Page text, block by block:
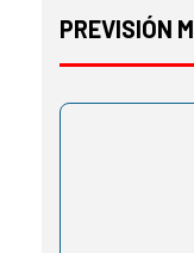
PREVISIÓN